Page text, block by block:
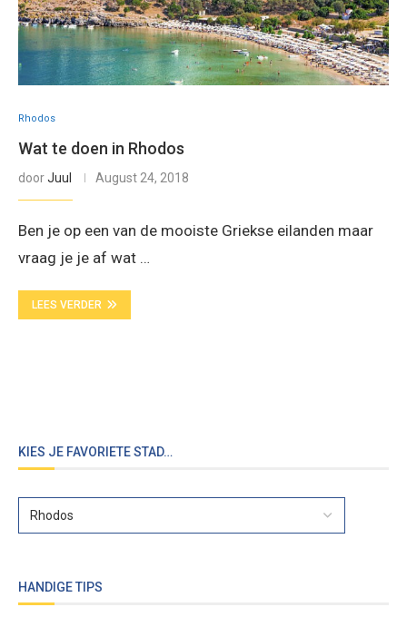
Rhodos
Wat te doen in Rhodos
doorJuul August 24, 2018
Ben je op een van de mooiste Griekse eilanden maar
vraag je je af wat …
LEES VERDER
KIES JE FAVORIETE STAD…
HANDIGE TIPS